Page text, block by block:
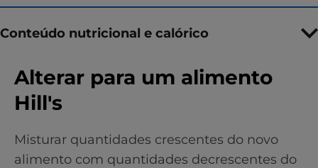
Conteúdo nutricional e calórico
Alterar para um alimento
Hill's
Misturar quantidades crescentes do novo
alimento com quantidades decrescentes do